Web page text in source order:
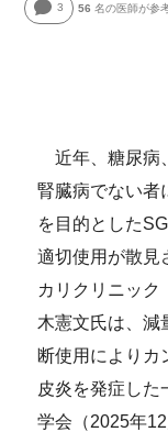
3 56 名の医師が参
近年、糖尿病
腎臓病でない者
を目的とした
適切使用が散見
カリクリニック
木憲文氏は、減
断使用によりカ
皮炎を発症した
学会（2025年